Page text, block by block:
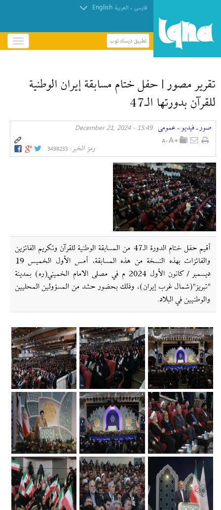
فارسی . العربیة English
تطبيق ديسك توب
باز
و
تقرير مصور | حفل ختام مسابقة إیران الوطنية
للقرآن بدورتها الـ47
صور ـ فيديو » عمومی 15:49 - December 21, 2024
رمز الخبر: 3498233
أقيم حفل ختام الدورة الـ47 من المسابقة الوطنية للقرآن وتكريم الفائزين
والفائزات بهذه النسخة من هذه المسابقة، أمس الأول الخميس 19
ديسمبر / كانون الأول 2024 م في مصلى الامام الخميني(ره) بمدينة
"تبريز"(شمال غرب إیران)، وذلك بحضور حشد من المسؤولين المحليين
والوطنيين في البلاد.